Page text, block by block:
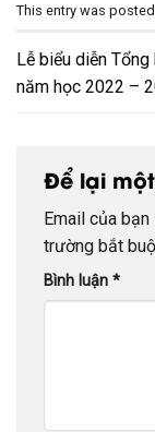
This entry was
Lễ biểu diễn
năm học 2022 –
Để lại
Email của
trường bắt
Bình luận *